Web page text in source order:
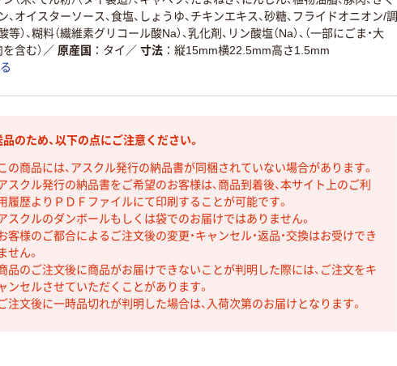
、オイスターソース、食塩、しょうゆ、チキンエキス、砂糖、フライドオニオン/調
等）、糊料（繊維素グリコール酸Na）、乳化剤、リン酸塩（Na）、（一部にごま・大
含む） ／ 原産国 タイ ／ 寸法
縦15mm横22.5mm高さ1.5mm
のため、以下の点にご注意ください。
の商品には、アスクル発行の納品書が同梱されていない場合があります。
スクル発行の納品書をご希望のお客様は、商品到着後、本サイト上のご利
履歴よりＰＤＦファイルにて印刷することが可能です。
スクルのダンボールもしくは袋でのお届けではありません。
客様のご都合によるご注文後の変更・キャンセル・返品・交換はお受けでき
せん。
品のご注文後に商品がお届けできないことが判明した際には、ご注文をキ
ンセルさせていただくことがあります。
注文後に一時品切れが判明した場合は、入荷次第のお届けとなります。